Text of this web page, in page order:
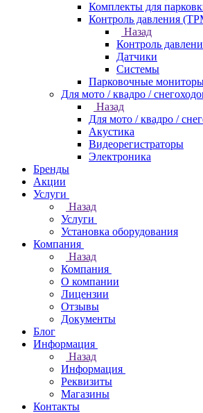
Комплекты для
Контроль давления
Назад
Контроль
Датчики
Системы
Парковочные
Для мото / квадро /
Назад
Для мото / квадро /
Акустика
Видеорегистраторы
Электроника
Бренды
Акции
Услуги
Назад
Услуги
Установка оборудования
Компания
Назад
Компания
О компании
Лицензии
Отзывы
Документы
Блог
Информация
Назад
Информация
Реквизиты
Магазины
Контакты